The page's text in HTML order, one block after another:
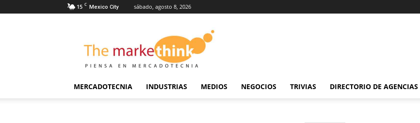
15 C Mexico City sábado, agosto 8, 2026
Markethink
MERCADOTECNIA INDUSTRIAS MEDIOS NEGOCIOS TRIVIAS DIRECTORIO DE AGENCIAS